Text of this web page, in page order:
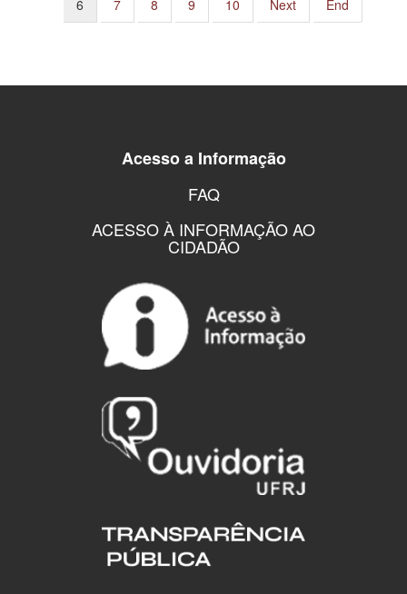
6 7 8 9 10 Next End
Acesso a Informação
FAQ
ACESSO À INFORMAÇÃO AO
CIDADÃO